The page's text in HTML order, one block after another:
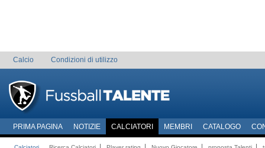
Calcio Condizioni di utilizzo
PRIMA PAGINA NOTIZIE CALCIATORI MEMBRI CATALOGO